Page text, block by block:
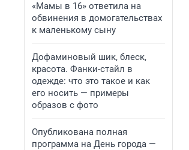
«Мамы в 16» ответила на
обвинения в домогательствах
к маленькому сыну
Дофаминовый шик, блеск,
красота. Фанки-стайл в
одежде: что это такое и как
его носить — примеры
образов с фото
Опубликована полная
программа на День города —